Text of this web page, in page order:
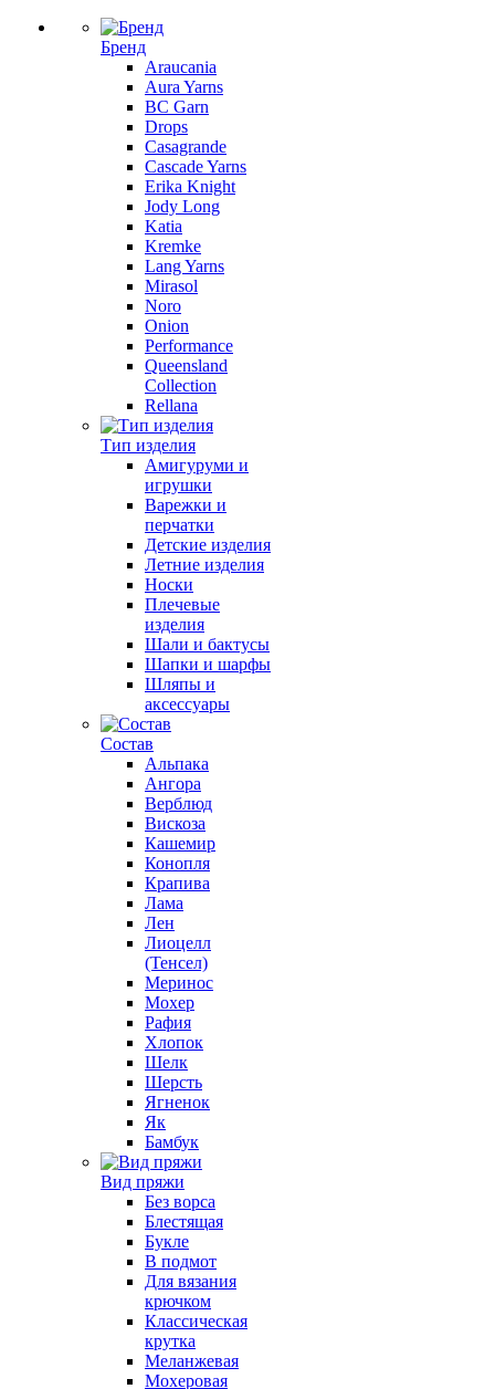
Бренд
Araucania
Aura Yarns
BC Garn
Drops
Casagrande
Cascade Yarns
Erika Knight
Jody Long
Katia
Kremke
Lang Yarns
Mirasol
Noro
Onion
Performance
Queensland
Collection
Rellana
Тип изделия
Амигуруми и
игрушки
Варежки и
перчатки
Детские изделия
Летние изделия
Носки
Плечевые
изделия
Шали и бактусы
Шапки и шарфы
Шляпы и
аксессуары
Состав
Альпака
Ангора
Верблюд
Вискоза
Кашемир
Конопля
Крапива
Лама
Лен
Лиоцелл
(Тенсел)
Меринос
Мохер
Рафия
Хлопок
Шелк
Шерсть
Ягненок
Як
Бамбук
Вид пряжи
Без ворса
Блестящая
Букле
В подмот
Для вязания
крючком
Классическая
крутка
Меланжевая
Мохеровая